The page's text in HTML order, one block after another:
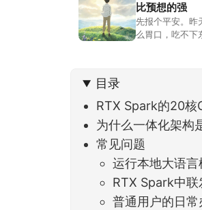
比预想的强
先报个平安。昨
么胃口，吃不下
目录
RTX Spark的20核
为什么一体化架构
常见问题
运行本地大语言
RTX Spark中联
普通用户的日